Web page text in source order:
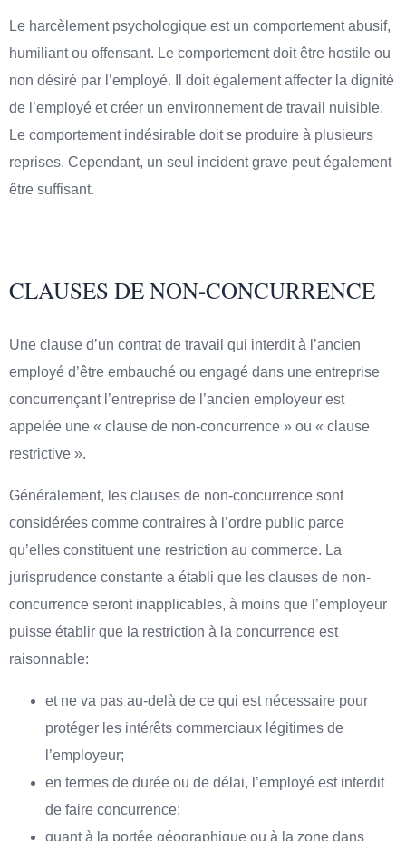
Le harcèlement psychologique est un comportement abusif,
humiliant ou offensant. Le comportement doit être hostile ou
non désiré par l’employé. Il doit également affecter la dignité
de l’employé et créer un environnement de travail nuisible.
Le comportement indésirable doit se produire à plusieurs
reprises. Cependant, un seul incident grave peut également
être suffisant.
CLAUSES DE NON-CONCURRENCE
Une clause d’un contrat de travail qui interdit à l’ancien
employé d’être embauché ou engagé dans une entreprise
concurrençant l’entreprise de l’ancien employeur est
appelée une « clause de non-concurrence » ou « clause
restrictive ».
Généralement, les clauses de non-concurrence sont
considérées comme contraires à l’ordre public parce
qu’elles constituent une restriction au commerce. La
jurisprudence constante a établi que les clauses de non-
concurrence seront inapplicables, à moins que l’employeur
puisse établir que la restriction à la concurrence est
raisonnable:
et ne va pas au-delà de ce qui est nécessaire pour
protéger les intérêts commerciaux légitimes de
l’employeur;
en termes de durée ou de délai, l’employé est interdit
de faire concurrence;
quant à la portée géographique ou à la zone dans